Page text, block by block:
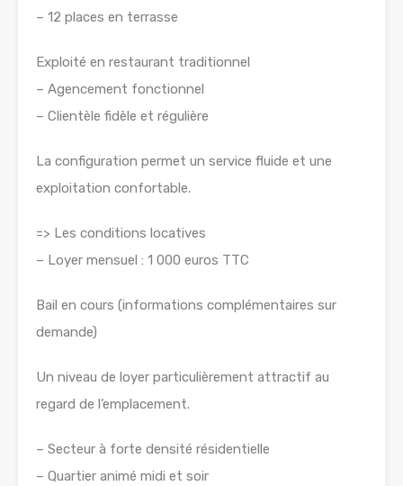
– 12 places en terrasse
Exploité en restaurant traditionnel
– Agencement fonctionnel
– Clientèle fidèle et régulière
La configuration permet un service fluide et une
exploitation confortable.
=> Les conditions locatives
– Loyer mensuel : 1 000 euros TTC
Bail en cours (informations complémentaires sur
demande)
Un niveau de loyer particulièrement attractif au
regard de l’emplacement.
– Secteur à forte densité résidentielle
– Quartier animé midi et soir